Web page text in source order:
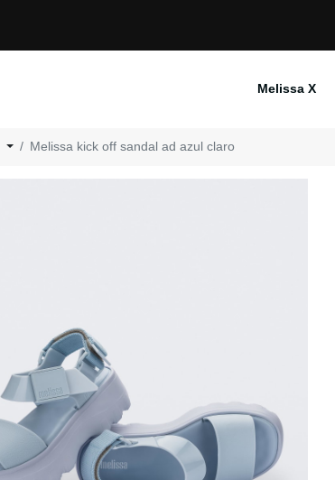
Melissa X
Melissa kick off sandal ad azul claro